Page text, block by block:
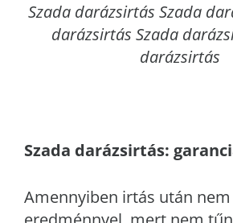
Szadadarázsirtás Szada
darázsirtás Szada
darázsirtás
Szada darázsirtás:
Amennyiben irtás után